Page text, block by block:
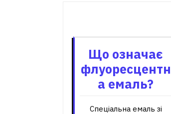
Що означає
флуоресцентн
а емаль?
Спеціальна емаль зі